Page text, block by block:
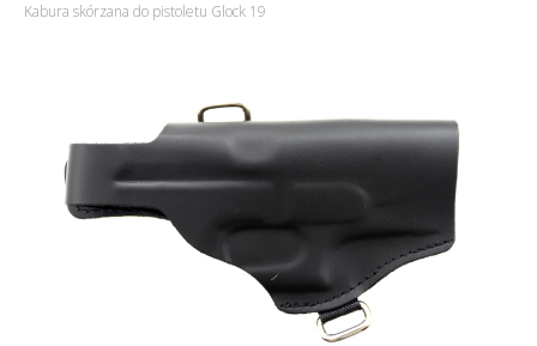
Kabura skórzana do pistoletu Glock 19